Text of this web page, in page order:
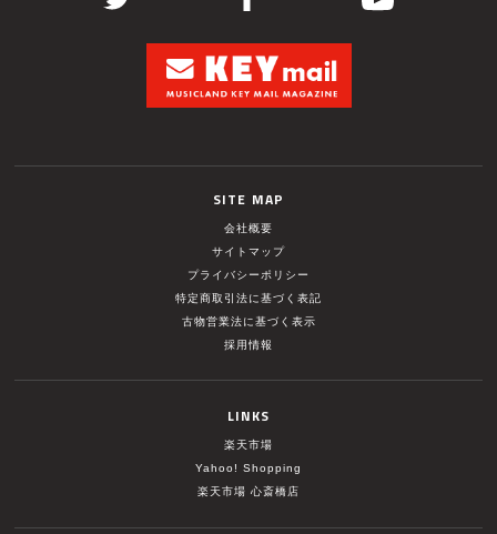
SITE MAP
会社概要
サイトマップ
プライバシーポリシー
特定商取引法に基づく表記
古物営業法に基づく表示
採用情報
LINKS
楽天市場
Yahoo! Shopping
楽天市場 心斎橋店